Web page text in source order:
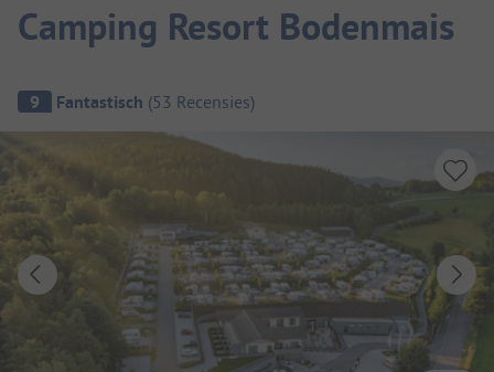
Camping Resort Bodenmais
Camping overzicht
9 Fantastisch (53 Recensies)